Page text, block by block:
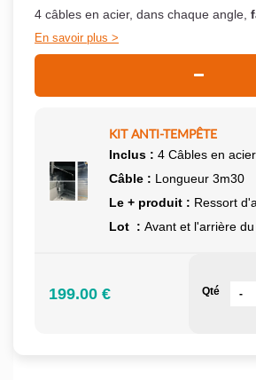
4 câbles en acier, dans chaque angle,
En savoir plus
KIT ANTI-TEMPÊTE
Inclus : 4 Câbles en
Câble : Longueur 3m30
Le + produit : Ressort
Lot : Avant et l'arrière
199.00 € Qté